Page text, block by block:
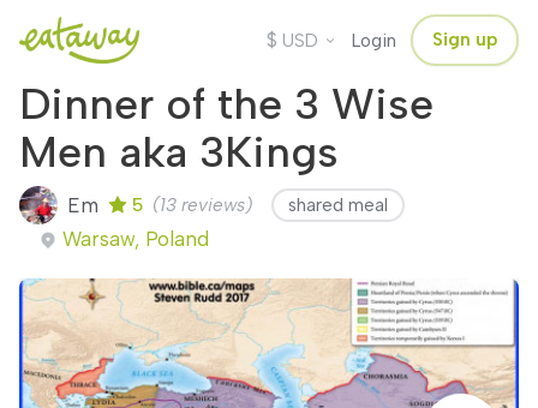
$ USD Login Sign up
Dinner of the 3 Wise
Men aka 3Kings
Em 5 (13 reviews) shared meal
Warsaw, Poland